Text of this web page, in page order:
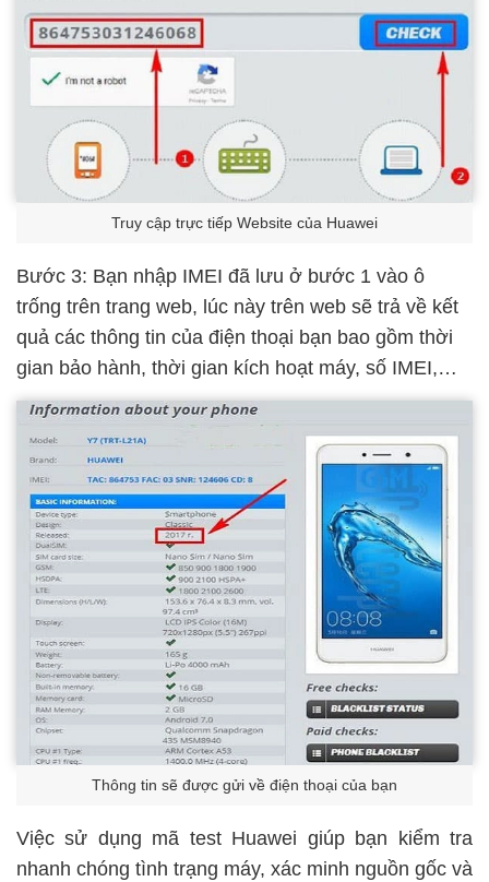
Truy cập trực tiếp Website của Huawei
Bước 3: Bạn nhập IMEI đã lưu ở bước 1 vào ô
trống trên trang web, lúc này trên web sẽ trả về kết
quả các thông tin của điện thoại bạn bao gồm thời
gian bảo hành, thời gian kích hoạt máy, số IMEI,…
Thông tin sẽ được gửi về điện thoại của bạn
Việc sử dụng mã test Huawei giúp bạn kiểm tra
nhanh chóng tình trạng máy, xác minh nguồn gốc và